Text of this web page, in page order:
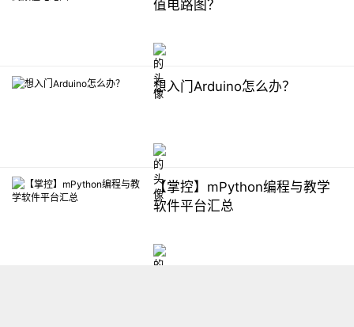
值电路图？
想入门Arduino怎么办？
【掌控】mPython编程与教学
软件平台汇总